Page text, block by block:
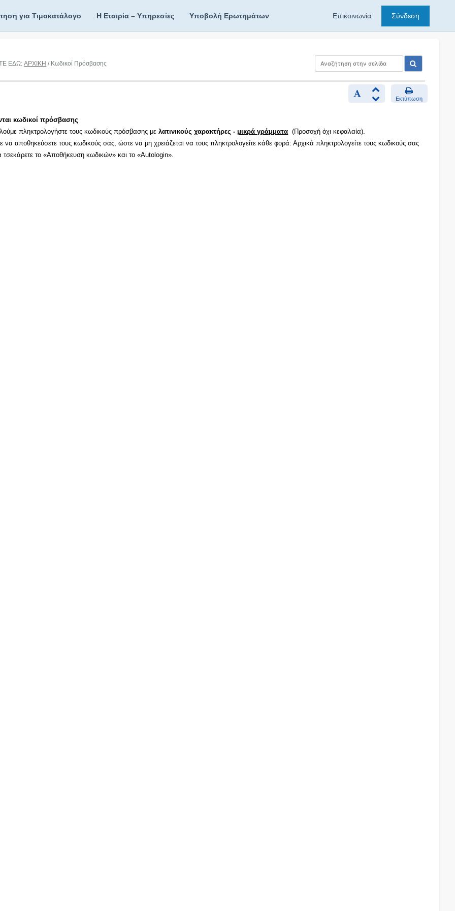
για Τιμοκατάλογο Η Εταιρία – Υπηρεσίες Υποβολή Ερωτημάτων Επικοινωνία Σύνδεση
ΕΔΩ:ΑΡΧΙΚΗ / Κωδικοί Πρόσβασης
Εκτύπωση
κωδικοί πρόσβασης
πληκτρολογήστε τους κωδικούς πρόσβασης μελατινικούς χαρακτήρες - μικρά γράμματα (Προσοχή όχι κεφαλαία).
να αποθηκεύσετε τους κωδικούς σας, ώστε να μη χρειάζεται να τους πληκτρολογείτε κάθε φορά: Αρχικά πληκτρολογείτε τους κωδικούς σας
τσεκάρετε το «Αποθήκευση κωδικών» και το «Autologin».